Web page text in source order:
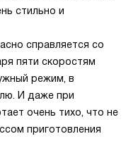
стильно и
справляется со
пяти скоростям
режим, в
И даже при
очень тихо, что не
приготовления